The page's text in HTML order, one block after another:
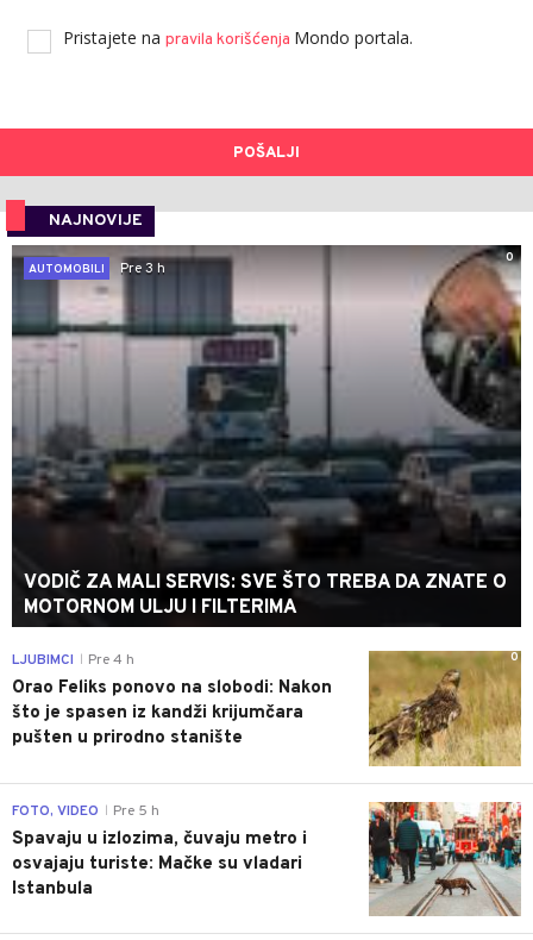
Pristajete na pravila korišćenja Mondo portala.
POŠALJI
NAJNOVIJE
0
AUTOMOBILI
Pre 3 h
VODIČ ZA MALI SERVIS: SVE ŠTO TREBA DA ZNATE O
MOTORNOM ULJU I FILTERIMA
0
LJUBIMCI Pre 4 h
Orao Feliks ponovo na slobodi: Nakon
što je spasen iz kandži krijumčara
pušten u prirodno stanište
0
FOTO, VIDEO Pre 5 h
Spavaju u izlozima, čuvaju metro i
osvajaju turiste: Mačke su vladari
Istanbula